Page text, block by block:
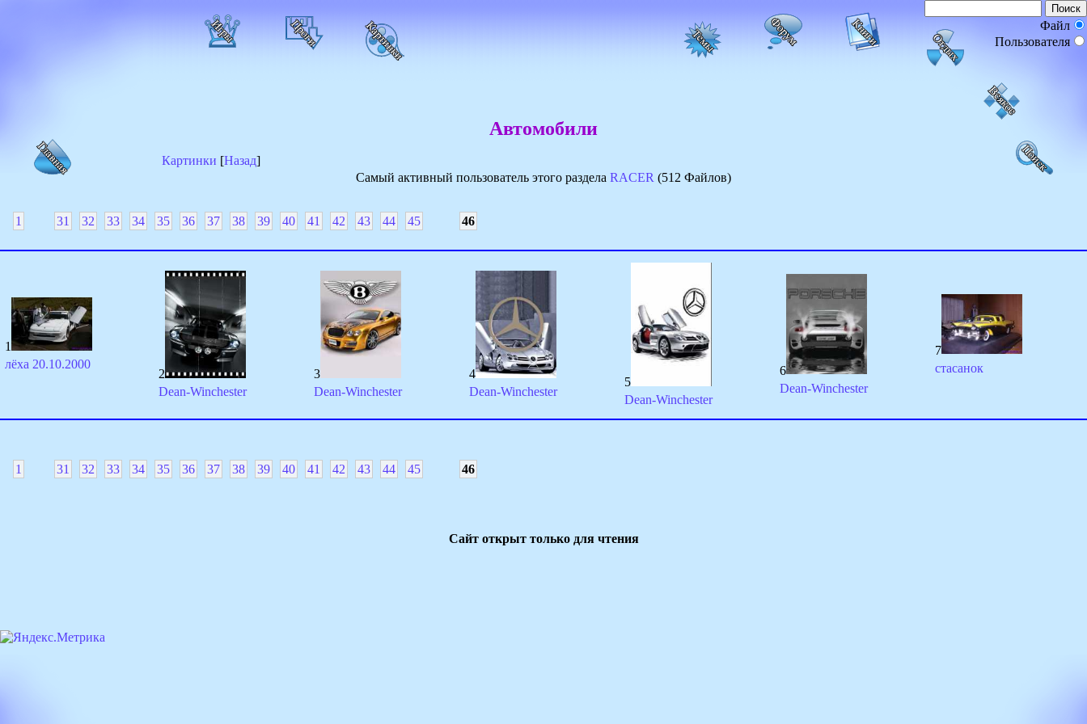
Файл
Пользователя
Картинки [Назад]
Автомобили
Самый активный пользователь этого раздела RACER (512 Файлов)
1 31 32 33 34 35 36 37 38 39 40 41 42 43 44 45 46
1
лёха 20.10.2000
2
Dean-Winchester
3
Dean-Winchester
4
Dean-Winchester
5
Dean-Winchester
6
Dean-Winchester
7
стасанок
1 31 32 33 34 35 36 37 38 39 40 41 42 43 44 45 46
Сайт открыт только для чтения